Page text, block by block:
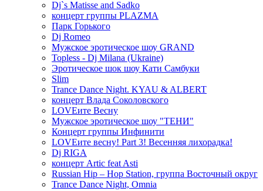
Dj`s Matisse and Sadko
концерт группы PLAZMA
Парк Горького
Dj Romeo
Мужское эротическое шоу GRAND
Topless - Dj Milana (Ukraine)
Эротическое шок шоу Кати Самбуки
Slim
Trance Dance Night. KYAU & ALBERT
концерт Влада Соколовского
LOVEите Весну
Мужское эротическое шоу "ТЕНИ"
Концерт группы Инфинити
LOVEите весну! Part 3! Весенняя лихорадка!
Dj RIGA
концерт Artic feat Asti
Russian Hip – Hop Station, группа Восточный округ
Trance Dance Night, Omnia